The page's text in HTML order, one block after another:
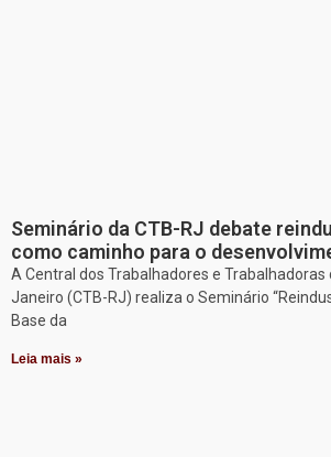
Seminário da CTB-RJ debate
como caminho para o
A Central dos Trabalhadores e Trabalhadoras
Janeiro (CTB-RJ) realiza o Seminário
Base da
Leia mais »